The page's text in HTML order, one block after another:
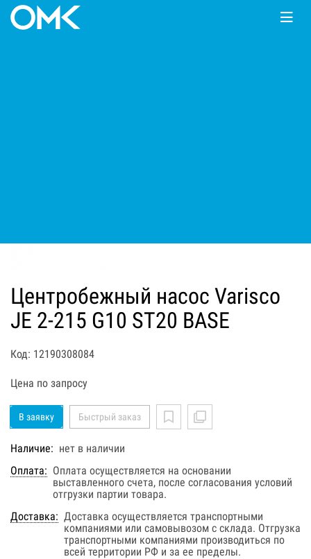
Центробежный насос Varisco
JE 2-215 G10 ST20 BASE
Код: 12190308084
Цена по запросу
В заявку Быстрый заказ
Наличие: нет в наличии
Оплата: Оплата осуществляется на основании
выставленного счета, после согласования условий
отгрузки партии товара.
Доставка: Доставка осуществляется транспортными
компаниями или самовывозом с склада. Отгрузка
транспортными компаниями производиться по
всей территории РФ и за ее пределы.